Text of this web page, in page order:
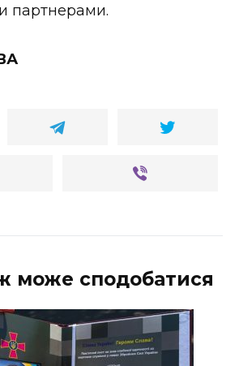
партнерами.
може сподобатися